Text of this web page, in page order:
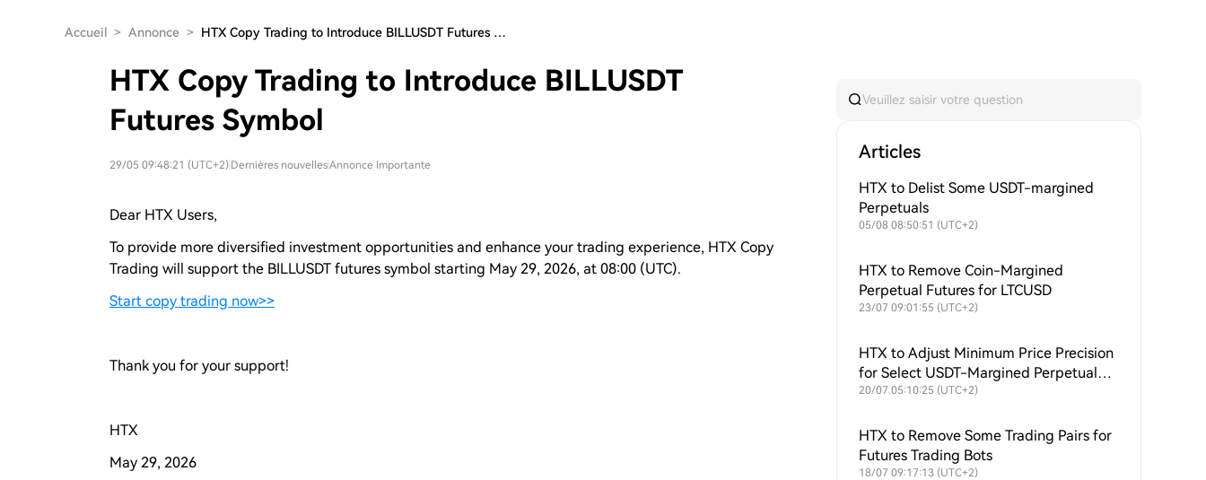
Accueil > Annonce > HTX Copy Trading to Introduce BILLUSDT Futures …
HTX Copy Trading to Introduce BILLUSDT
Futures Symbol
29/05 09:48:21 (UTC+2) Dernières nouvellesAnnonce Importante
Dear HTX Users,
To provide more diversified investment opportunities and enhance your trading experience, HTX Copy
Trading will support the BILLUSDT futures symbol starting May 29, 2026, at 08:00 (UTC).
Start copy trading now>>
Thank you for your support!
HTX
May 29, 2026
Articles
HTX to Delist Some USDT-margined
Perpetuals
05/08 08:50:51 (UTC+2)
HTX to Remove Coin-Margined
Perpetual Futures for LTCUSD
23/07 09:01:55 (UTC+2)
HTX to Adjust Minimum Price Precision
for Select USDT-Margined Perpetual
Futures
20/07 05:10:25 (UTC+2)
HTX to Remove Some Trading Pairs for
Futures Trading Bots
18/07 09:17:13 (UTC+2)